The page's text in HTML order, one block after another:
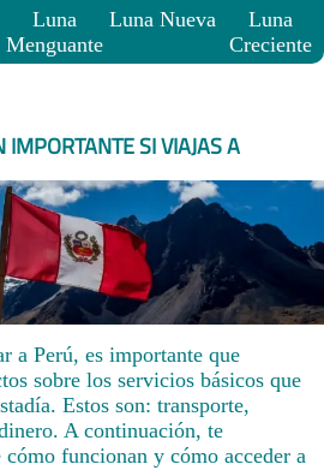
Luna
Menguante
Luna Nueva
Luna
Creciente
IMPORTANTE SI VIAJAS A
a Perú, es importante que
sobre los servicios básicos que
Estos son: transporte,
A continuación, te
funcionan y cómo acceder a